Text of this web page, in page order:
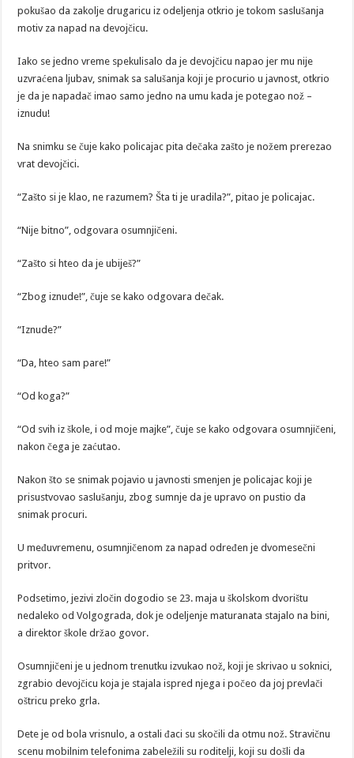
pokušao da zakolje drugaricu iz odeljenja otkrio je tokom saslušanja
motiv za napad na devojčicu.
Iako se jedno vreme spekulisalo da je devojčicu napao jer mu nije
uzvraćena ljubav, snimak sa salušanja koji je procurio u javnost, otkrio
je da je napadač imao samo jedno na umu kada je potegao nož –
iznudu!
Na snimku se čuje kako policajac pita dečaka zašto je nožem prerezao
vrat devojčici.
“Zašto si je klao, ne razumem? Šta ti je uradila?”, pitao je policajac.
“Nije bitno”, odgovara osumnjičeni.
“Zašto si hteo da je ubiješ?”
“Zbog iznude!”, čuje se kako odgovara dečak.
“Iznude?”
“Da, hteo sam pare!”
“Od koga?”
“Od svih iz škole, i od moje majke”, čuje se kako odgovara osumnjičeni,
nakon čega je zaćutao.
Nakon što se snimak pojavio u javnosti smenjen je policajac koji je
prisustvovao saslušanju, zbog sumnje da je upravo on pustio da
snimak procuri.
U međuvremenu, osumnjičenom za napad određen je dvomesečni
pritvor.
Podsetimo, jezivi zločin dogodio se 23. maja u školskom dvorištu
nedaleko od Volgograda, dok je odeljenje maturanata stajalo na bini,
a direktor škole držao govor.
Osumnjičeni je u jednom trenutku izvukao nož, koji je skrivao u soknici,
zgrabio devojčicu koja je stajala ispred njega i počeo da joj prevlači
oštricu preko grla.
Dete je od bola vrisnulo, a ostali đaci su skočili da otmu nož. Stravičnu
scenu mobilnim telefonima zabeležili su roditelji, koji su došli da